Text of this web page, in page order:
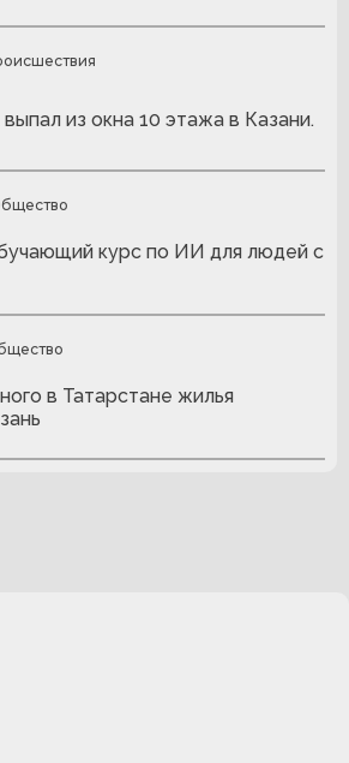
из окна 10 этажа в Казани.
курс по ИИ для людей с
в Татарстане жилья